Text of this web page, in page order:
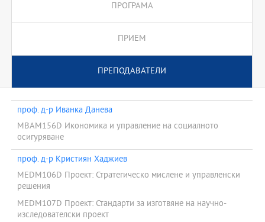
ПРОГРАМА
ПРИЕМ
ПРЕПОДАВАТЕЛИ
проф. д-р Иванка Данева
MBAM156D Икономика и управление на социалното
осигуряване
проф. д-р Кристиян Хаджиев
MEDM106D Проект: Стратегическо мислене и управленски
решения
MEDM107D Проект: Стандарти за изготвяне на научно-
изследoвателски проект